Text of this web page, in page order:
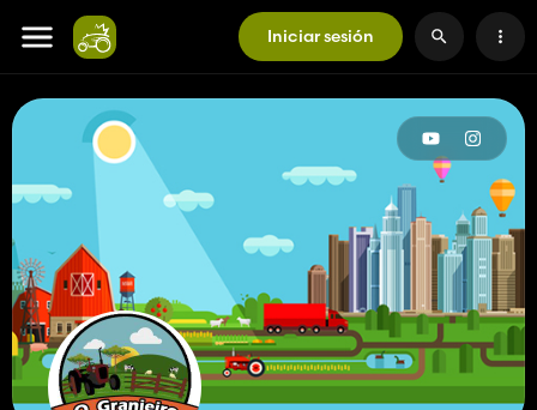
Iniciar sesión